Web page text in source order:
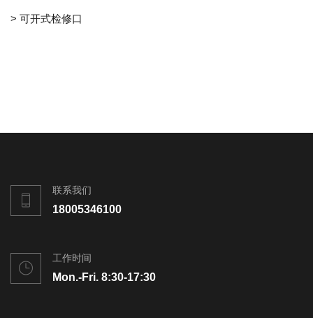
> 可开式检修口
联系我们
18005346100
工作时间
Mon.-Fri. 8:30-17:30